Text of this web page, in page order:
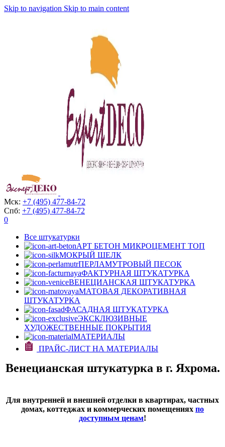
Skip to navigation Skip to main content
Мск: +7 (495) 477-84-72
Спб: +7 (495) 477-84-72
0
Все штукатурки
АРТ БЕТОН МИКРОЦЕМЕНТ ТОП
МОКРЫЙ ШЕЛК
ПЕРЛАМУТРОВЫЙ ПЕСОК
ФАКТУРНАЯ ШТУКАТУРКА
ВЕНЕЦИАНСКАЯ ШТУКАТУРКА
МАТОВАЯ ДЕКОРАТИВНАЯ
ШТУКАТУРКА
ФАСАДНАЯ ШТУКАТУРКА
ЭКСКЛЮЗИВНЫЕ
ХУДОЖЕСТВЕННЫЕ ПОКРЫТИЯ
МАТЕРИАЛЫ
ПРАЙС-ЛИСТ НА МАТЕРИАЛЫ
Венецианская штукатурка в г. Яхрома.
Для внутренней и внешней отделки в квартирах, частных
домах, коттеджах и коммерческих помещениях по
доступным ценам!